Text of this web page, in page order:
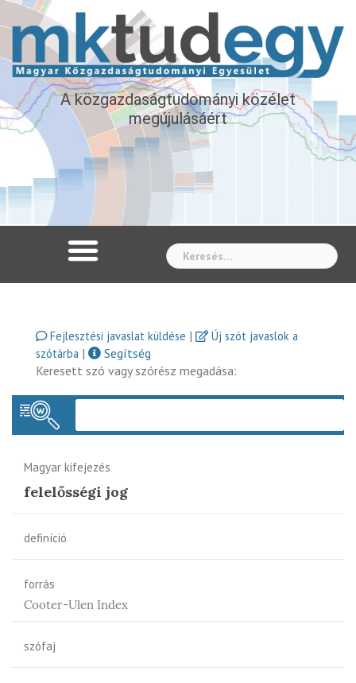
A közgazdaságtudományi közélet
megújulásáért
Fejlesztési javaslat küldése |
Új szót javaslok a
szótárba |
Segítség
Keresett szó vagy szórész megadása:
Magyar kifejezés
felelősségi jog
definíció
forrás
Cooter-Ulen Index
szófaj